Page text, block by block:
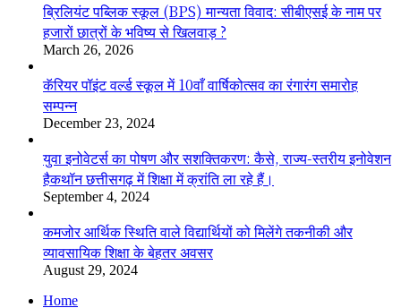
ब्रिलियंट पब्लिक स्कूल (BPS) मान्यता विवाद: सीबीएसई के नाम पर
हजारों छात्रों के भविष्य से खिलवाड़ ?
March 26, 2026
कॅरियर पॉइंट वर्ल्ड स्कूल में 10वाँ वार्षिकोत्सव का रंगारंग समारोह
सम्पन्न
December 23, 2024
युवा इनोवेटर्स का पोषण और सशक्तिकरण: कैसे, राज्य-स्तरीय इनोवेशन
हैकथॉन छत्तीसगढ़ में शिक्षा में क्रांति ला रहे हैं।
September 4, 2024
कमजोर आर्थिक स्थिति वाले विद्यार्थियों को मिलेंगे तकनीकी और
व्यावसायिक शिक्षा के बेहतर अवसर
August 29, 2024
Home